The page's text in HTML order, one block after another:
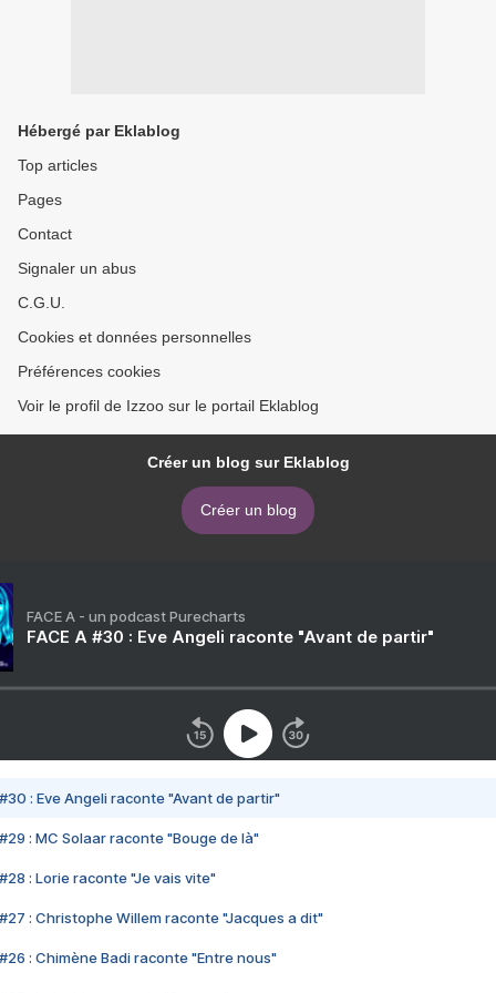
Hébergé par Eklablog
Top articles
Pages
Contact
Signaler un abus
C.G.U.
Cookies et données personnelles
Préférences cookies
Voir le profil de Izzoo sur le portail Eklablog
Créer un blog sur Eklablog
Créer un blog
FACE A - un podcast Purecharts
FACE A #30 : Eve Angeli raconte "Avant de partir"
#30 : Eve Angeli raconte "Avant de partir"
#29 : MC Solaar raconte "Bouge de là"
#28 : Lorie raconte "Je vais vite"
#27 : Christophe Willem raconte "Jacques a dit"
#26 : Chimène Badi raconte "Entre nous"